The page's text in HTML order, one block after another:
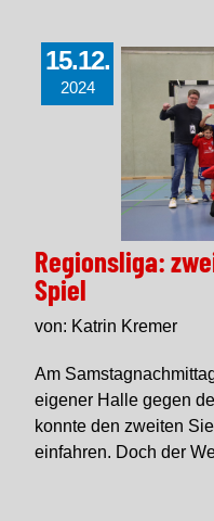
15.12.
2024
Regionsliga:
Spiel
von: Katrin Kremer
Am
eigener Halle gegen
konnte den zweiten
einfahren. Doch der